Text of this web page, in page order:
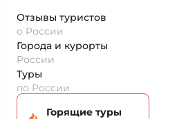
Отзывы туристов
о России
Города и курорты
России
Туры
по России
Горящие туры